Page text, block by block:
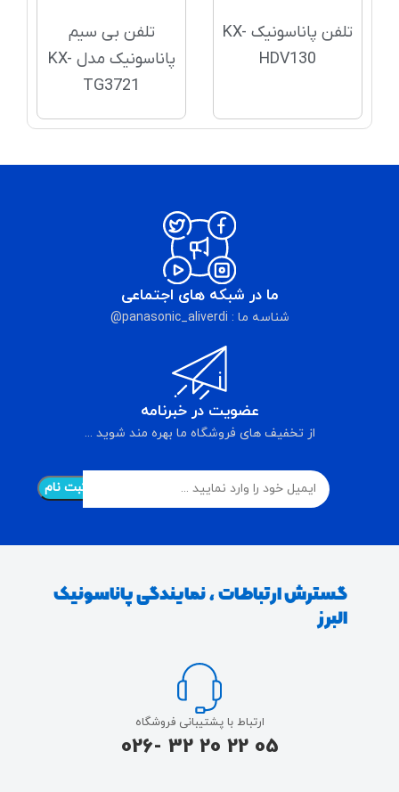
تلفن پاناسونیک KX-
HDV130
تلفن بی سیم
پاناسونیک مدل KX-
TG3721
ما در شبکه های اجتماعی
شناسه ما : panasonic_aliverdi@
عضویت در خبرنامه
از تخفیف های فروشگاه ما بهره مند شوید ...
گسترش ارتباطات ، نمایندگی پاناسونیک
البرز
ارتباط با پشتیبانی فروشگاه
05 22 20 32 -026